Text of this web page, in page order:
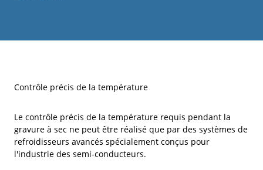
Contrôle précis de la température
Le contrôle précis de la température requis pendant la
gravure à sec ne peut être réalisé que par des systèmes de
refroidisseurs avancés spécialement conçus pour
l'industrie des semi-conducteurs.